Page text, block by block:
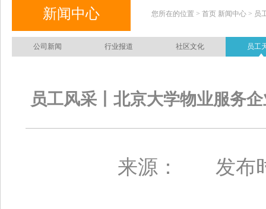
新闻中心 您所在的位置 > 首页 新闻中心 > 员
公司新闻 行业报道 社区文化 员工
员工风采丨北京大学物业服务
来源： 发布